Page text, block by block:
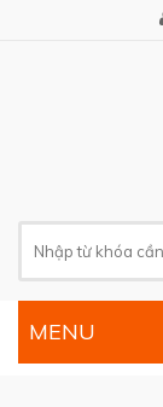
MENU